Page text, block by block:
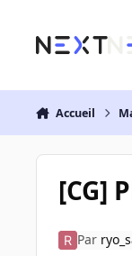
Accueil
[CG]
Par